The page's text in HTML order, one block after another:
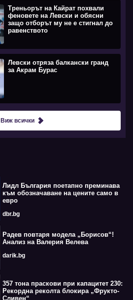
Треньорът на Кайрат похвали
феновете на Левски и обясни
защо отборът му не е стигнал до
равенството
Левски отряза балкански гранд
за Акрам Бурас
Виж всички
Лидл България поетапно преминава
към обозначаване на цените само в
евро
dbr.bg
Радев повтаря модела „Борисов“!
Анализ на Валерия Велева
darik.bg
357 тона праскови при капацитет 230:
Рекордна реколта блокира „Фрукто-
Сливен“